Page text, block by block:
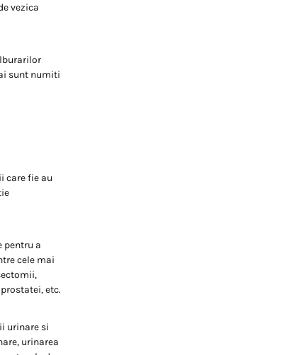
vezica
sunt numiti
care fie au
pentru a
cele mai
etc.
urinare si
urinarea